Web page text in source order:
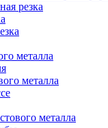
резка
металла
металла
металла